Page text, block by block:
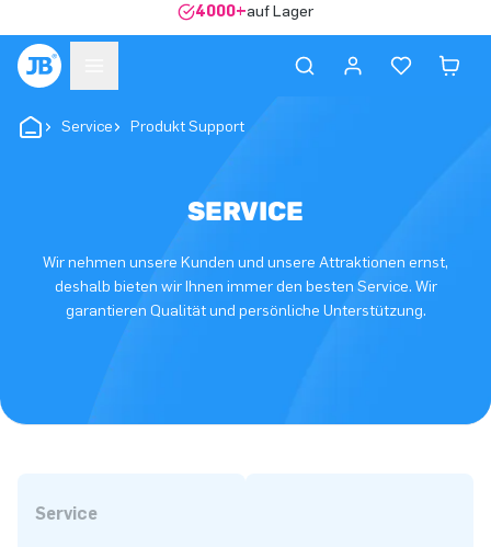
4000+auf Lager
Service Produkt Support
SERVICE
Wir nehmen unsere Kunden und unsere Attraktionen ernst,
deshalb bieten wir Ihnen immer den besten Service. Wir
garantieren Qualität und persönliche Unterstützung.
Service